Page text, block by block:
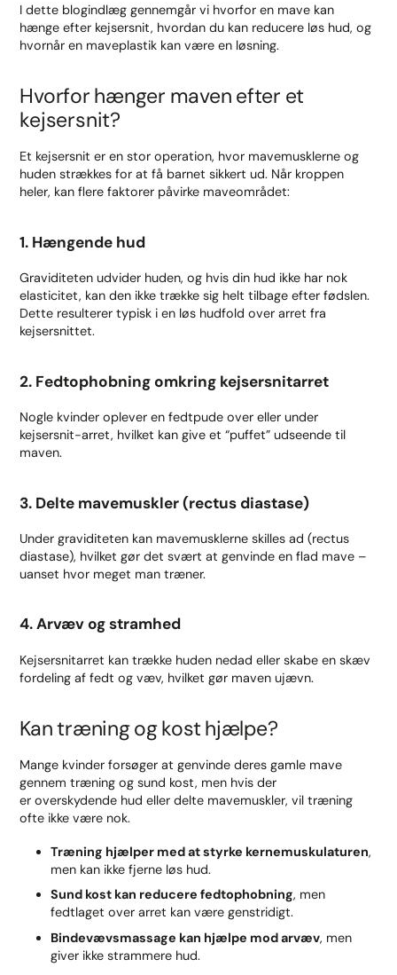
I dette blogindlæg gennemgår vi hvorfor en mave kan
hænge efter kejsersnit, hvordan du kan reducere løs hud, og
hvornår en maveplastik kan være en løsning.
Hvorfor hænger maven efter et
kejsersnit?
Et kejsersnit er en stor operation, hvor mavemusklerne og
huden strækkes for at få barnet sikkert ud. Når kroppen
heler, kan flere faktorer påvirke maveområdet:
1. Hængende hud
Graviditeten udvider huden, og hvis din hud ikke har nok
elasticitet, kan den ikke trække sig helt tilbage efter fødslen.
Dette resulterer typisk i en løs hudfold over arret fra
kejsersnittet.
2. Fedtophobning omkring kejsersnitarret
Nogle kvinder oplever en fedtpude over eller under
kejsersnit-arret, hvilket kan give et “puffet” udseende til
maven.
3. Delte mavemuskler (rectus diastase)
Under graviditeten kan mavemusklerne skilles ad (rectus
diastase), hvilket gør det svært at genvinde en flad mave –
uanset hvor meget man træner.
4. Arvæv og stramhed
Kejsersnitarret kan trække huden nedad eller skabe en skæv
fordeling af fedt og væv, hvilket gør maven ujævn.
Kan træning og kost hjælpe?
Mange kvinder forsøger at genvinde deres gamle mave
gennem træning og sund kost, men hvis der
er overskydende hud eller delte mavemuskler, vil træning
ofte ikke være nok.
Træning hjælper med at styrke kernemuskulaturen,
men kan ikke fjerne løs hud.
Sund kost kan reducere fedtophobning, men
fedtlaget over arret kan være genstridigt.
Bindevævsmassage kan hjælpe mod arvæv, men
giver ikke strammere hud.